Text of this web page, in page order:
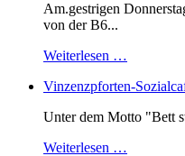
Am.gestrigen
von der B6...
Weiterlesen …
Vinzenzpforten-
Unter dem Motto "Bett
Weiterlesen …